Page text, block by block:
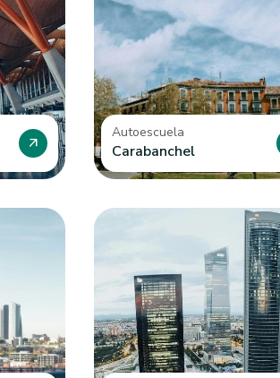
arrow_outward
Autoescuela
Carabanchel